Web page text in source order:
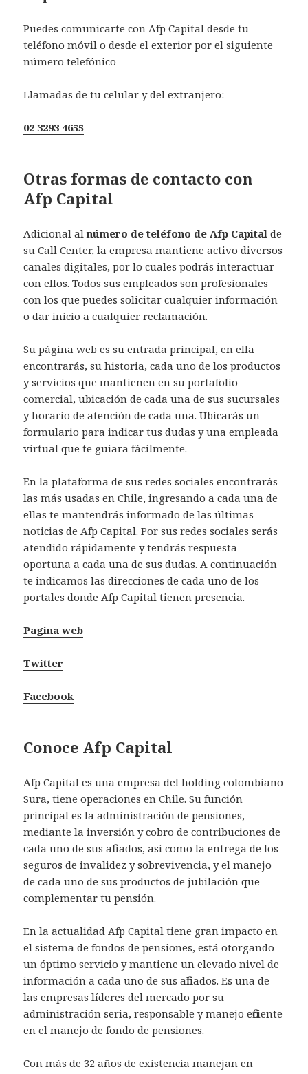
Puedes comunicarte con Afp Capital desde tu
teléfono móvil o desde el exterior por el siguiente
número telefónico
Llamadas de tu celular y del extranjero:
02 3293 4655
Otras formas de contacto con
Afp Capital
Adicional alnúmero de teléfono de Afp Capital de
su Call Center, la empresa mantiene activo diversos
canales digitales, por lo cuales podrás interactuar
con ellos. Todos sus empleados son profesionales
con los que puedes solicitar cualquier información
o dar inicio a cualquier reclamación.
Su página web es su entrada principal, en ella
encontrarás, su historia, cada uno de los productos
y servicios que mantienen en su portafolio
comercial, ubicación de cada una de sus sucursales
y horario de atención de cada una. Ubicarás un
formulario para indicar tus dudas y una empleada
virtual que te guiara fácilmente.
En la plataforma de sus redes sociales encontrarás
las más usadas en Chile, ingresando a cada una de
ellas te mantendrás informado de las últimas
noticias de Afp Capital. Por sus redes sociales serás
atendido rápidamente y tendrás respuesta
oportuna a cada una de sus dudas. A continuación
te indicamos las direcciones de cada uno de los
portales donde Afp Capital tienen presencia.
Pagina web
Twitter
Facebook
Conoce Afp Capital
Afp Capital es una empresa del holding colombiano
Sura, tiene operaciones en Chile. Su función
principal es la administración de pensiones,
mediante la inversión y cobro de contribuciones de
cada uno de sus afiliados, asi como la entrega de los
seguros de invalidez y sobrevivencia, y el manejo
de cada uno de sus productos de jubilación que
complementar tu pensión.
En la actualidad Afp Capital tiene gran impacto en
el sistema de fondos de pensiones, está otorgando
un óptimo servicio y mantiene un elevado nivel de
información a cada uno de sus afiliados. Es una de
las empresas líderes del mercado por su
administración seria, responsable y manejo eficiente
en el manejo de fondo de pensiones.
Con más de 32 años de existencia manejan en